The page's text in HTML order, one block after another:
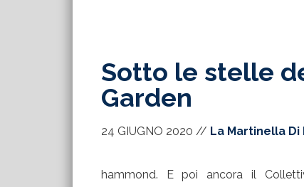
Sotto le stelle
Garden
24 GIUGNO 2020 // La Martinella Di
hammond. E poi ancora il